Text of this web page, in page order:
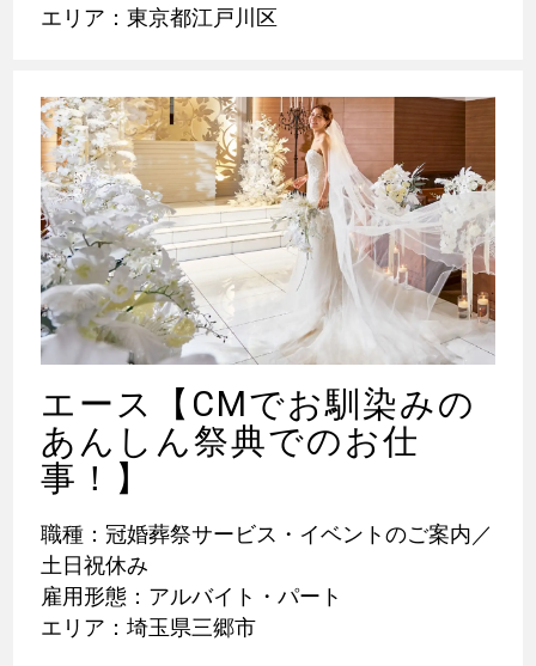
エリア：東京都江戸川区
エース【CMでお馴染みの
あんしん祭典でのお仕
事！】
職種：冠婚葬祭サービス・イベントのご案内／
土日祝休み
雇用形態：アルバイト・パート
エリア：埼玉県三郷市